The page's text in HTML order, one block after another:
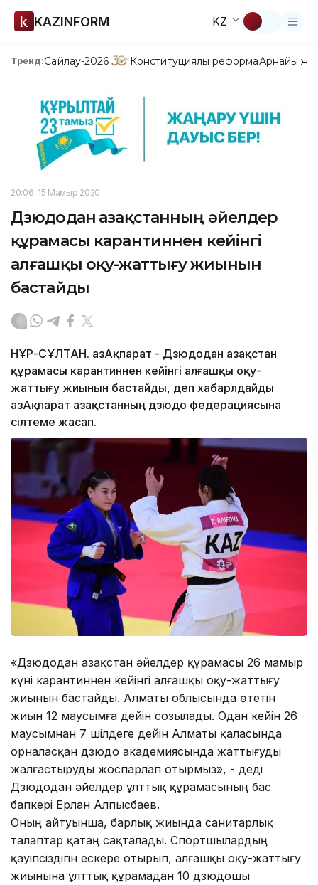
KAZINFORM KZ
Тренд:Сайлау-2026 Конституциялық реформаАрнайы
20:06, 15 Мамыр 2020
Дзюдодан Қазақстанның әйелдер
құрамасы карантиннен кейінгі
алғашқы оқу-жаттығу жиынын
бастайды
НҰР-СҰЛТАН. ҚазАқпарат - Дзюдодан Қазақстан
құрамасы карантиннен кейінгі алғашқы оқу-
жаттығу жиынын бастайды, деп хабарлдайды
ҚазАқпарат Қазақстанның дзюдо федерациясына
сілтеме жасап.
«Дзюдодан Қазақстан әйелдер құрамасы 26 мамыр
күні карантиннен кейінгі алғашқы оқу-жаттығу
жиынын бастайды. Алматы облысында өтетін
жиын 12 маусымға дейін созылады. Одан кейін 26
маусымнан 7 шілдеге дейін Алматы қаласында
орналасқан дзюдо академиясында жаттығуды
жалғастыруды жоспарлап отырмыз», - деді
Дзюдодан әйелдер ұлттық құрамасының бас
бапкері Ерлан Алпысбаев.
Оның айтуынша, барлық жиында санитарлық
талаптар қатаң сақталады. Спортшылардың
қауіпсіздігін ескере отырып, алғашқы оқу-жаттығу
жиынына ұлттық құрамадан 10 дзюдошы